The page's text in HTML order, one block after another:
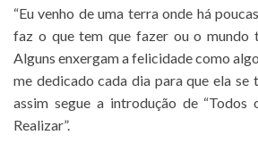
“Eu venho de uma terra onde há
faz o que tem que fazer ou o mundo
Alguns enxergam a felicidade como
me dedicado cada dia para que ela se
assim segue a introdução de “Todos
Realizar”.